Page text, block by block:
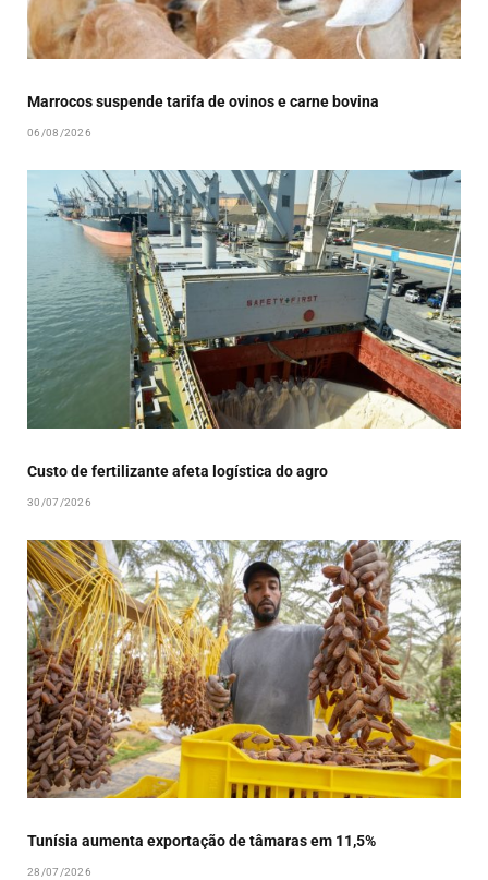
Marrocos suspende tarifa de ovinos e carne bovina
06/08/2026
Custo de fertilizante afeta logística do agro
30/07/2026
Tunísia aumenta exportação de tâmaras em 11,5%
28/07/2026